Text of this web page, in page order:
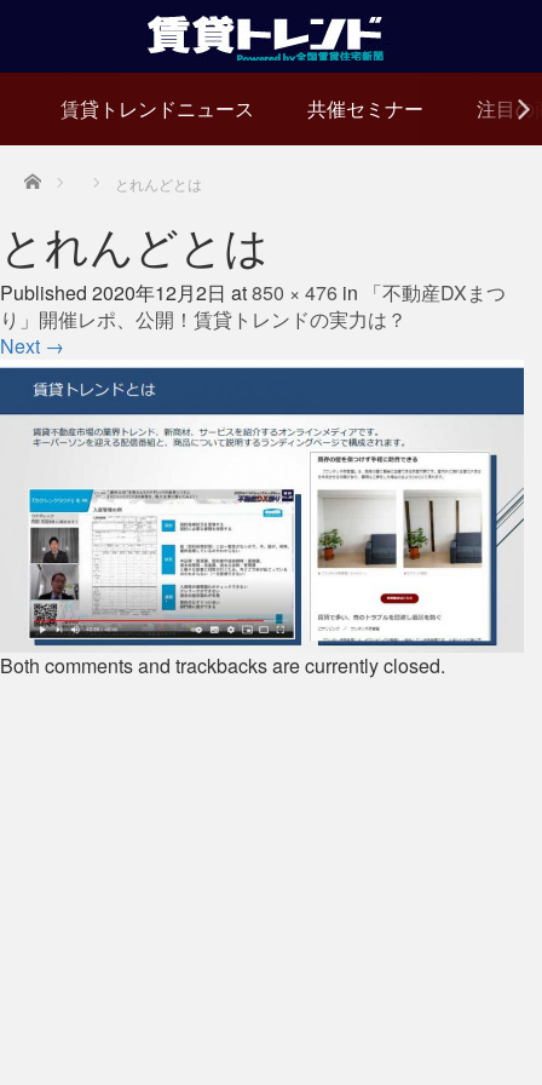
賃貸トレンドニュース 共催セミナー 注目の
Home とれんどとは
とれんどとは
Published 2020年12月2日 at850 × 476 in
「不動産DXまつ
り」開催レポ、公開！賃貸トレンドの実力は？
Next →
Both comments and trackbacks are currently closed.